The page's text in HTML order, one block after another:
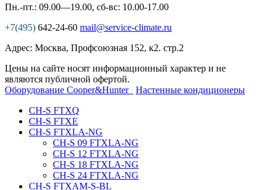
Пн.-пт.: 09.00—19.00, сб-вс: 10.00-17.00
+7(495) 642-24-60 mail@service-climate.ru
Адрес: Москва, Профсоюзная 152, к2. стр.2
Цены на сайте носят информационный характер и не
являются публичной офертой.
Оборудование Cooper&Hunter
Настенные кондиционеры
CH-S FTXQ
CH-S FTXE
CH-S FTXLA-NG
CH-S 09 FTXLA-NG
CH-S 12 FTXLA-NG
CH-S 18 FTXLA-NG
CH-S 24 FTXLA-NG
CH-S FTXAM-S-BL